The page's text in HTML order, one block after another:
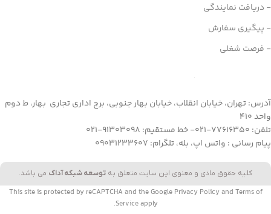
- دریافت نمایندگی
- پیگیری سفارش
- فرصت شغلی
آدرس: تهران، خیابان انقلاب، خیابان بهار جنوبی، برج اداری تجاری بهار، ط دوم
واحد 410
تلفن: 77616350-021- خط مستقیم: 91303098-021
پیام رسانی : واتس اپ، بله، تلگرام: 09031233607
کلیه حقوق مادی و معنوی این سایت متعلق به توسعه شبکه آداک می باشد.
This site is protected by reCAPTCHA and the Google Privacy Policy and Terms of
Serviceapply.